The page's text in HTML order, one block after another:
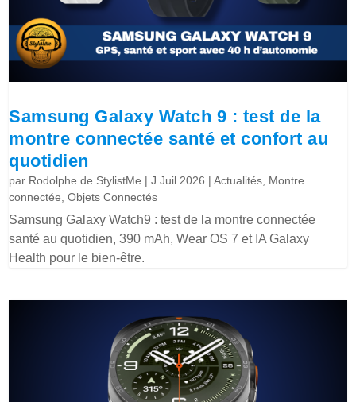
Samsung Galaxy Watch 9 : test de la
montre connectée santé et confort au
quotidien
par Rodolphe de StylistMe |J Juil 2026 |Actualités Montre
connectée ,Objets Connectés
Samsung Galaxy Watch9 : test de la montre connectée
santé au quotidien, 390 mAh, Wear OS 7 et IA Galaxy
Health pour le bien-être.